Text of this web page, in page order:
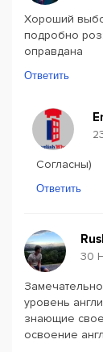
Хороший
подробно
оправдана
Ответить
Согласны)
Ответить
30
уровень
знающие
освоение